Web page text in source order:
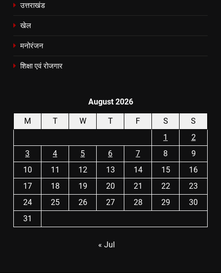
उत्तराखंड
खेल
मनोरंजन
शिक्षा एवं रोजगार
August 2026
M T W T F S
S
1
2
3
4 5 6 7 8
9
10
11 12 13 14 15
16
17
18 19 20 21 22
23
24
25 26 27 28 29
30
31
« Jul